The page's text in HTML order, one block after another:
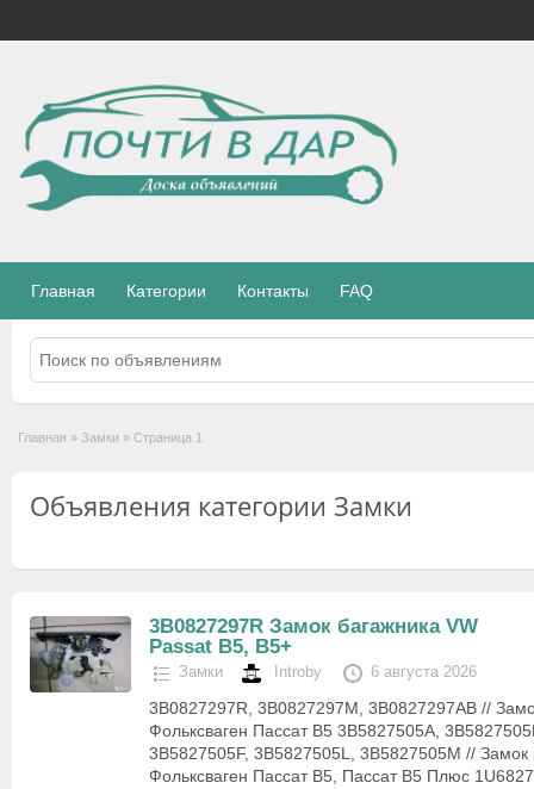
Главная Категории Контакты FAQ
Главная » Замки » Страница 1
Объявления категории Замки
3B0827297R Замок багажника VW
Passat B5, B5+
Замки Introby 6 августа 2026
3B0827297R, 3B0827297M, 3B0827297AB //
Фольксваген Пассат В5 3B5827505A,
3B5827505F, 3B5827505L, 3B5827505M // Замок
Фольксваген Пассат В5, Пассат В5 Плюс